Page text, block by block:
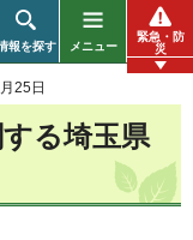
報を探す メニュー
緊急・防
災
25日
る埼玉県